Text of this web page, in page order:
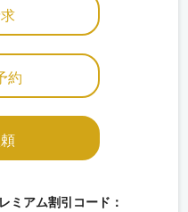
約
ミアム割引コード：